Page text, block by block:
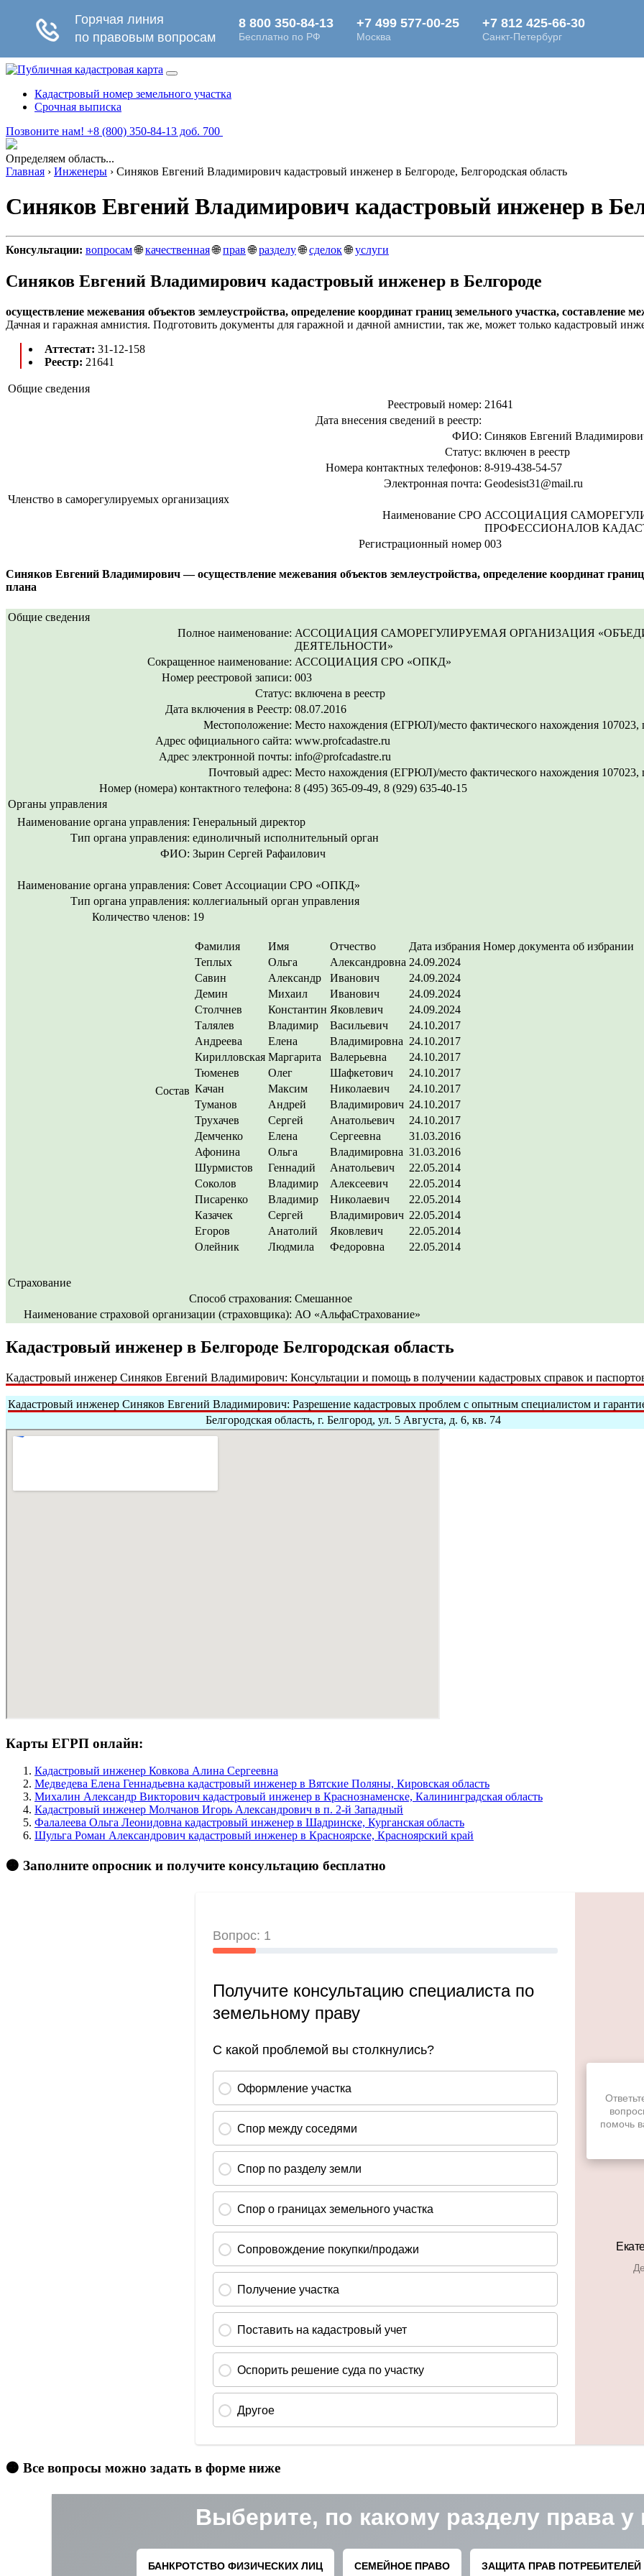
Кадастровый номер земельного участка
Срочная выписка
Позвоните нам! +8 (800) 350-84-13 доб. 700
Определяем область...
Главная › Инженеры › Синяков Евгений Владимирович кадастровый инженер в Белгороде, Белгородская область
Синяков Евгений Владимирович кадастровый инженер в
Консультации: вопросам🌐качественная🌐прав🌐разделу🌐сделок🌐услуги
Синяков Евгений Владимирович кадастровый инженер в Белгороде
осуществление межевания объектов землеустройства, определение координат границ земельного участка, составление
Дачная и гаражная амнистия. Подготовить документы для гаражной и дачной амнистии, так же, может только кадастровый
Аттестат: 31-12-158
Реестр: 21641
Общие сведения
Реестровый номер: 21641
Дата внесения сведений в реестр:
ФИО: Синяков Евгений
Статус: включен в реестр
Номера контактных телефонов: 8-919-438-54-57
Электронная почта: Geodesist31@mail.ru
Членство в саморегулируемых организациях
Наименование СРО АССОЦИАЦИЯ
ПРОФЕССИОНАЛОВ
Регистрационный номер 003
Синяков Евгений Владимирович — осуществление межевания объектов землеустройства, определение координат границ
плана
Общие сведения
Полное наименование: АССОЦИАЦИЯ САМОРЕГУЛИРУЕМАЯ ОРГАНИЗАЦИЯ
ДЕЯТЕЛЬНОСТИ»
Сокращенное наименование: АССОЦИАЦИЯ СРО «ОПКД»
Номер реестровой записи: 003
Статус: включена в реестр
Дата включения в Реестр: 08.07.2016
Местоположение: Место нахождения (ЕГРЮЛ)/место фактического нахождения
Адрес официального сайта: www.profcadastre.ru
Адрес электронной почты: info@profcadastre.ru
Почтовый адрес: Место нахождения (ЕГРЮЛ)/место фактического нахождения
Номер (номера) контактного телефона: 8 (495) 365-09-49, 8 (929) 635-40-15
Органы управления
Наименование органа управления: Генеральный директор
Тип органа управления: единоличный исполнительный орган
ФИО: Зырин Сергей Рафаилович
Наименование органа управления: Совет Ассоциации СРО «ОПКД»
Тип органа управления: коллегиальный орган управления
Количество членов: 19
Состав
Фамилия Имя Отчество Дата избрания Номер документа об избрании
Теплых
Ольга Александровна 24.09.2024
Савин
Александр Иванович
24.09.2024
Демин
Михаил Иванович
24.09.2024
Столчнев
Константин Яковлевич
24.09.2024
Талялев
Владимир Васильевич
24.10.2017
Андреева
Елена Владимировна 24.10.2017
Кирилловская Маргарита Валерьевна
24.10.2017
Тюменев
Олег Шафкетович
24.10.2017
Качан
Максим Николаевич
24.10.2017
Туманов
Андрей Владимирович 24.10.2017
Трухачев
Сергей Анатольевич
24.10.2017
Демченко
Елена Сергеевна
31.03.2016
Афонина
Ольга Владимировна 31.03.2016
Шурмистов
Геннадий Анатольевич
22.05.2014
Соколов
Владимир Алексеевич
22.05.2014
Писаренко
Владимир Николаевич
22.05.2014
Казачек
Сергей Владимирович 22.05.2014
Егоров
Анатолий Яковлевич
22.05.2014
Олейник
Людмила Федоровна 22.05.2014
Страхование
Способ страхования: Смешанное
Наименование страховой организации (страховщика): АО «АльфаСтрахование»
Кадастровый инженер в Белгороде Белгородская область
Кадастровый инженер Синяков Евгений Владимирович: Консультации и помощь в получении кадастровых справок и
Кадастровый инженер Синяков Евгений Владимирович: Разрешение кадастровых проблем с опытным специалистом и
Белгородская область, г. Белгород, ул. 5 Августа, д. 6, кв. 74
Карты ЕГРП онлайн:
Кадастровый инженер Ковкова Алина Сергеевна
Медведева Елена Геннадьевна кадастровый инженер в Вятские Поляны, Кировская область
Михалин Александр Викторович кадастровый инженер в Краснознаменске, Калининградская область
Кадастровый инженер Молчанов Игорь Александрович в п. 2-й Западный
Фалалеева Ольга Леонидовна кадастровый инженер в Шадринске, Курганская область
Шульга Роман Александрович кадастровый инженер в Красноярске, Красноярский край
🟠 Заполните опросник и получите консультацию бесплатно
🟠 Все вопросы можно задать в форме ниже